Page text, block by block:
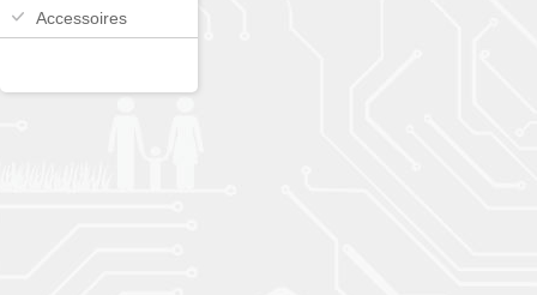
Accessoires